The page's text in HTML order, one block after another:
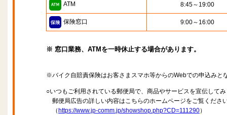
ATM 8:45～19:00
保険窓口 9:00～16:00
※ 窓口業務、ATMを一時休止する場合があります。
※バイク自賠責保険はお客さまスマホ等からのWebでの申込みと
○いつもご利用されている郵便局で、商品やサービスを宣伝して
郵便局広告の詳しい内容はこちらのホームページをご覧くださ
（ https://www.jp-comm.jp/showshop.php?CD=111290）